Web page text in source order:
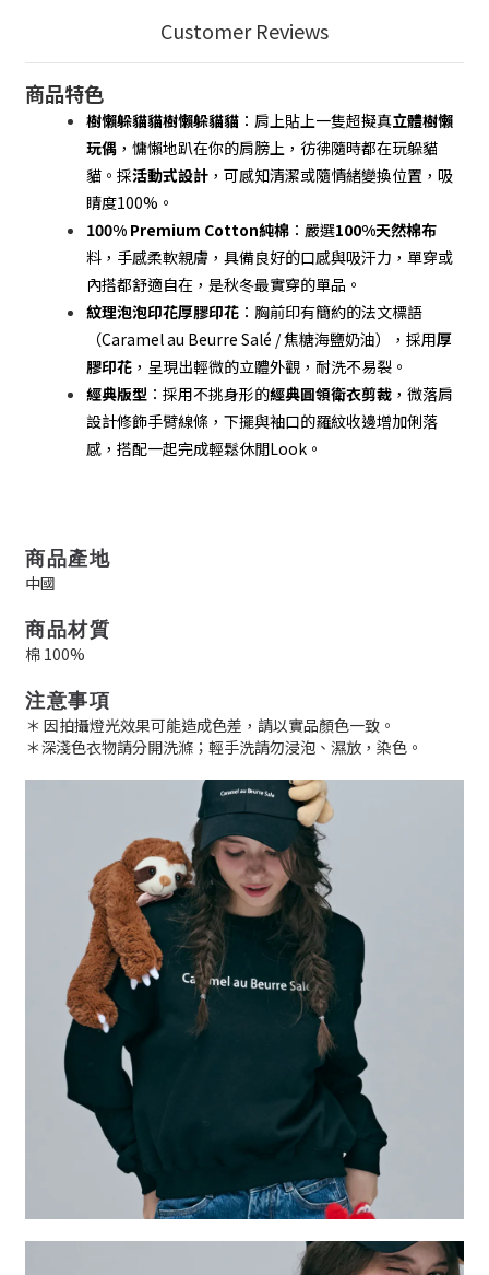
Customer Reviews
商品特色
樹懶躲貓貓樹懶躲貓貓 ：肩上貼上一隻超擬真立體樹懶
玩偶 ，慵懶地趴在你的肩膀上，彷彿隨時都在玩躲貓
貓。採活動式設計 ，可感知清潔或隨情緒變換位置，吸
睛度100%。
100% Premium Cotton純棉 ：嚴選100%天然棉布
料，手感柔軟親膚，具備良好的口感與吸汗力，單穿或
內搭都舒適自在，是秋冬最實穿的單品。
紋理泡泡印花厚膠印花 ：胸前印有簡約的法文標語
（Caramel au Beurre Salé / 焦糖海鹽奶油），採用厚
膠印花 ，呈現出輕微的立體外觀，耐洗不易裂。
經典版型 ：採用不挑身形的經典圓領衛衣剪裁 ，微落肩
設計修飾手臂線條，下擺與袖口的羅紋收邊增加俐落
感，搭配一起完成輕鬆休閒Look。
商品產地
中國
商品材質
棉 100%
注意事項
＊ 因拍攝燈光效果可能造成色差，請以實品顏色一致。
＊深淺色衣物請分開洗滌；輕手洗請勿浸泡、濕放，染色。